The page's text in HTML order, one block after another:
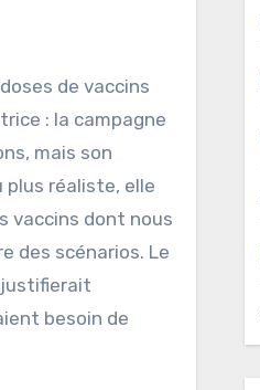
de vaccins
: la campagne
mais son
plus réaliste, elle
vaccins dont nous
des scénarios. Le
justifierait
besoin de